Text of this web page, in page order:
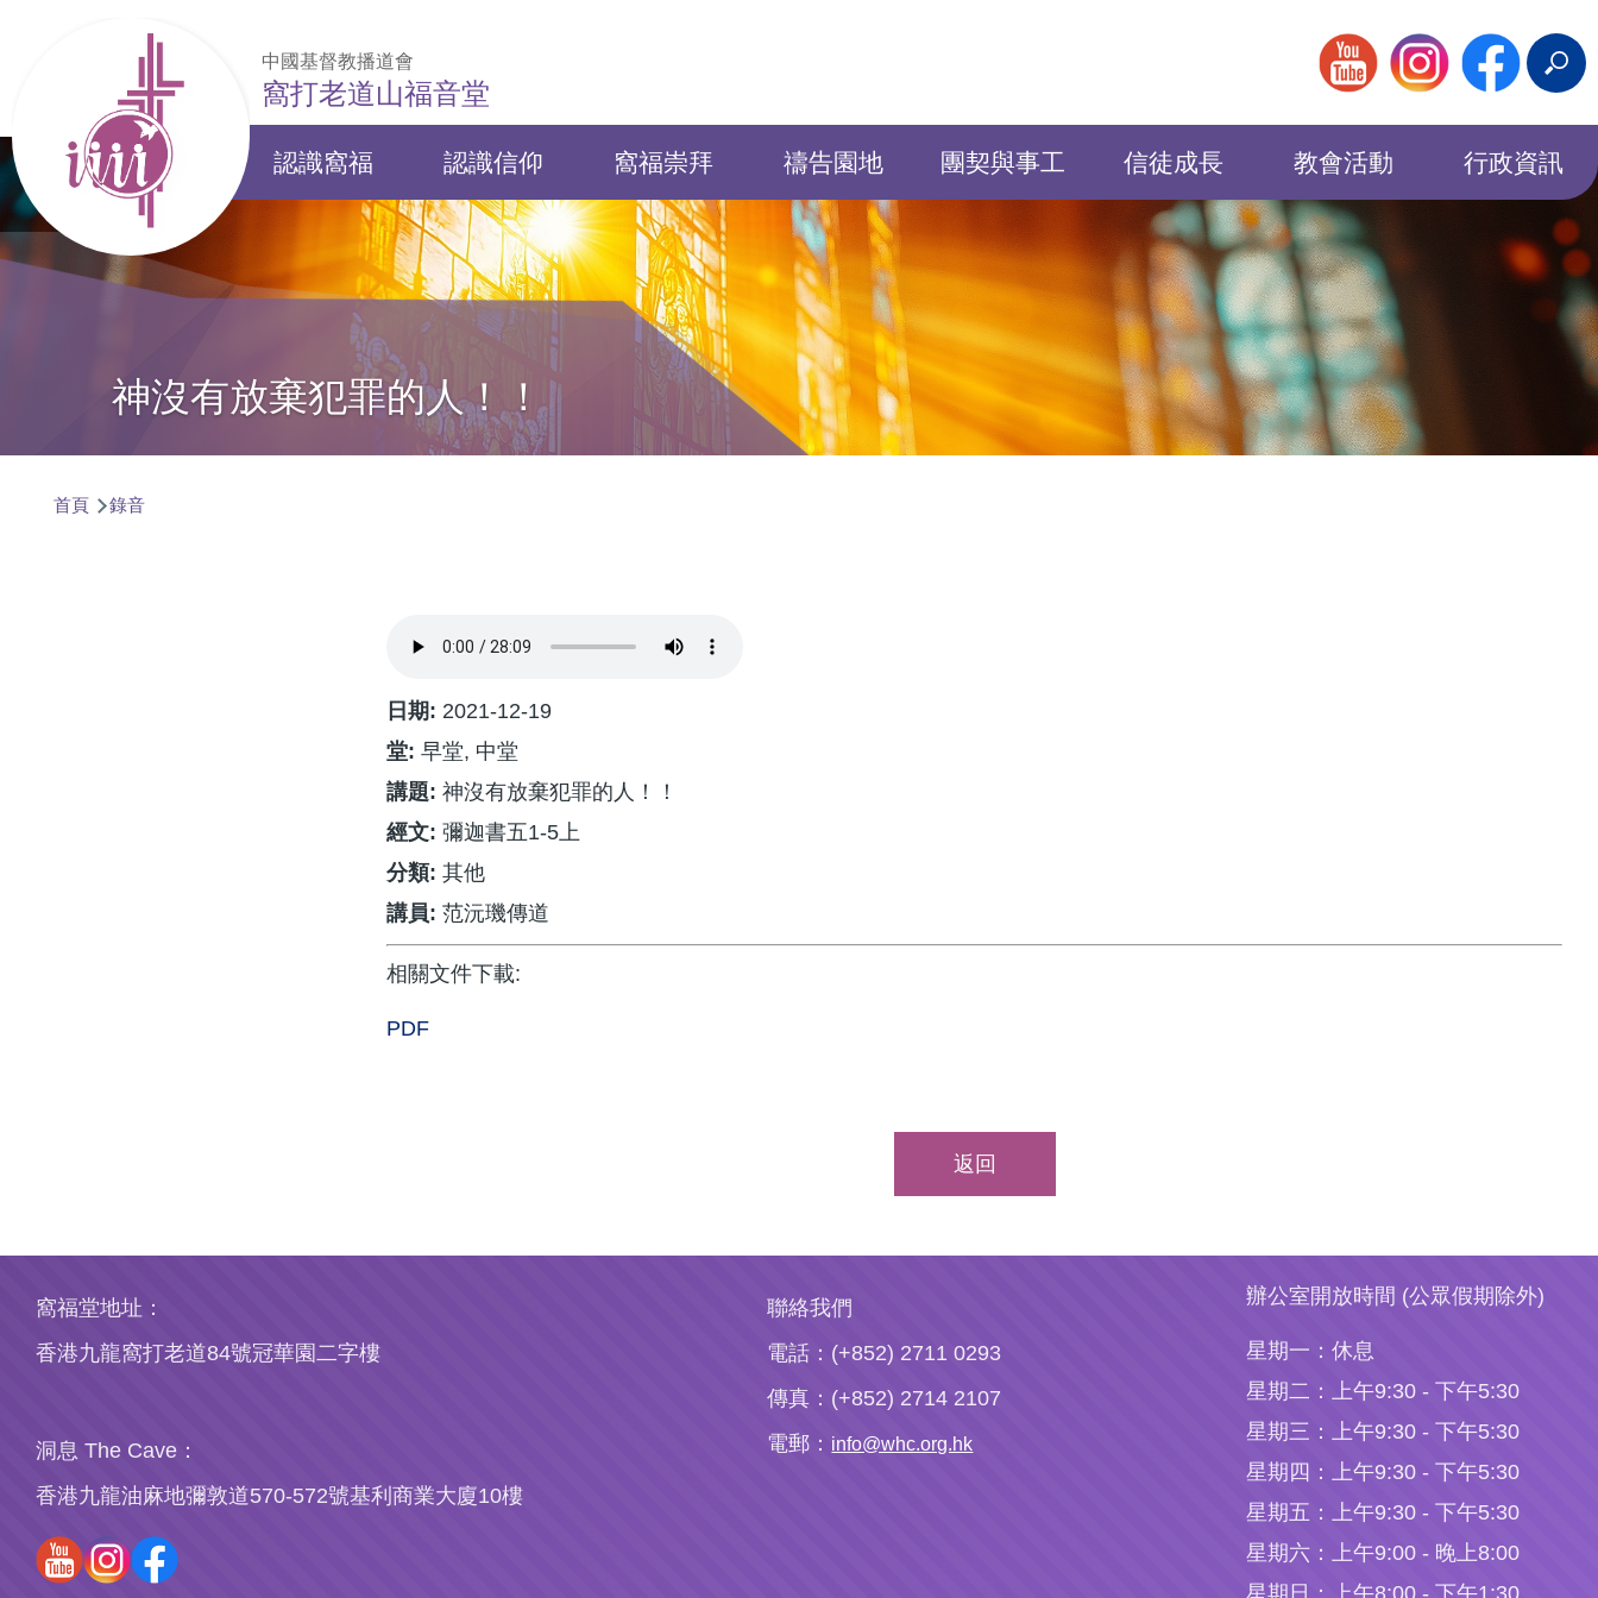
中國基督教播道會
窩打老道山福音堂
搜
尋
Main
navigation
認識窩福 認識信仰 窩福崇拜 禱告園地 團契與事工 信徒成長 教會活動 行政資訊
神沒有放棄犯罪的人！！
導
首頁 錄音
日期: 2021-12-19
堂: 早堂, 中堂
講題: 神沒有放棄犯罪的人！！
經文: 彌迦書五1-5上
分類: 其他
講員: 范沅璣傳道
相關文件下載:
PDF
返回
窩福堂地址：
香港九龍窩打老道84號冠華園二字樓
洞息 The Cave：
香港九龍油麻地彌敦道570-572號基利商業大廈10樓
聯絡我們
電話：(+852) 2711 0293
傳真：(+852) 2714 2107
電郵： info@whc.org.hk
辦公室開放時間 (公眾假期除外)
星期一： 休息
星期二： 上午9:30 - 下午5:30
星期三： 上午9:30 - 下午5:30
星期四： 上午9:30 - 下午5:30
星期五： 上午9:30 - 下午5:30
星期六： 上午9:00 - 晚上8:00